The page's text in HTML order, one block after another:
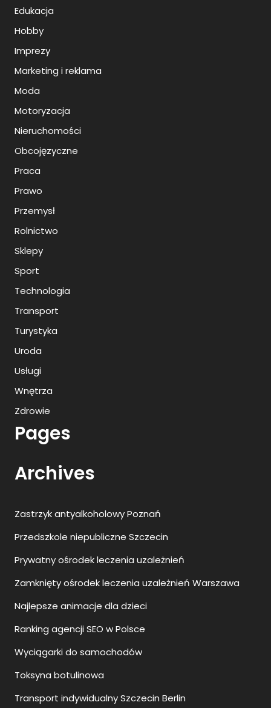
Edukacja
Hobby
Imprezy
Marketing i reklama
Moda
Motoryzacja
Nieruchomości
Obcojęzyczne
Praca
Prawo
Przemysł
Rolnictwo
Sklepy
Sport
Technologia
Transport
Turystyka
Uroda
Usługi
Wnętrza
Zdrowie
Pages
Archives
Zastrzyk antyalkoholowy Poznań
Przedszkole niepubliczne Szczecin
Prywatny ośrodek leczenia uzależnień
Zamknięty ośrodek leczenia uzależnień Warszawa
Najlepsze animacje dla dzieci
Ranking agencji SEO w Polsce
Wyciągarki do samochodów
Toksyna botulinowa
Transport indywidualny Szczecin Berlin